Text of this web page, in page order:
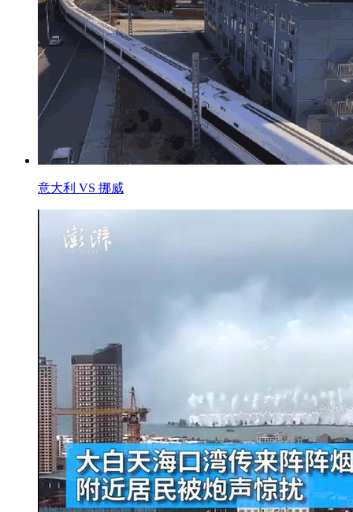
意大利 VS 挪威